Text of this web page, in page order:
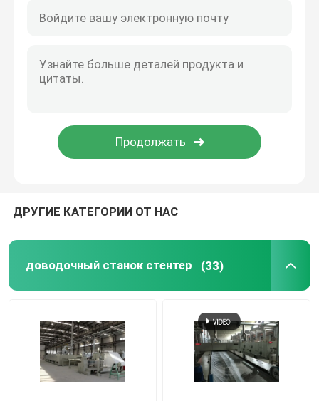
Машина для просушки цилиндра
Ряд соскабливать и отбеливания
Производственная линия штапельного волокна
ДРУГИЕ КАТЕГОРИИ ОТ НАС
доводочный станок стентер (33)